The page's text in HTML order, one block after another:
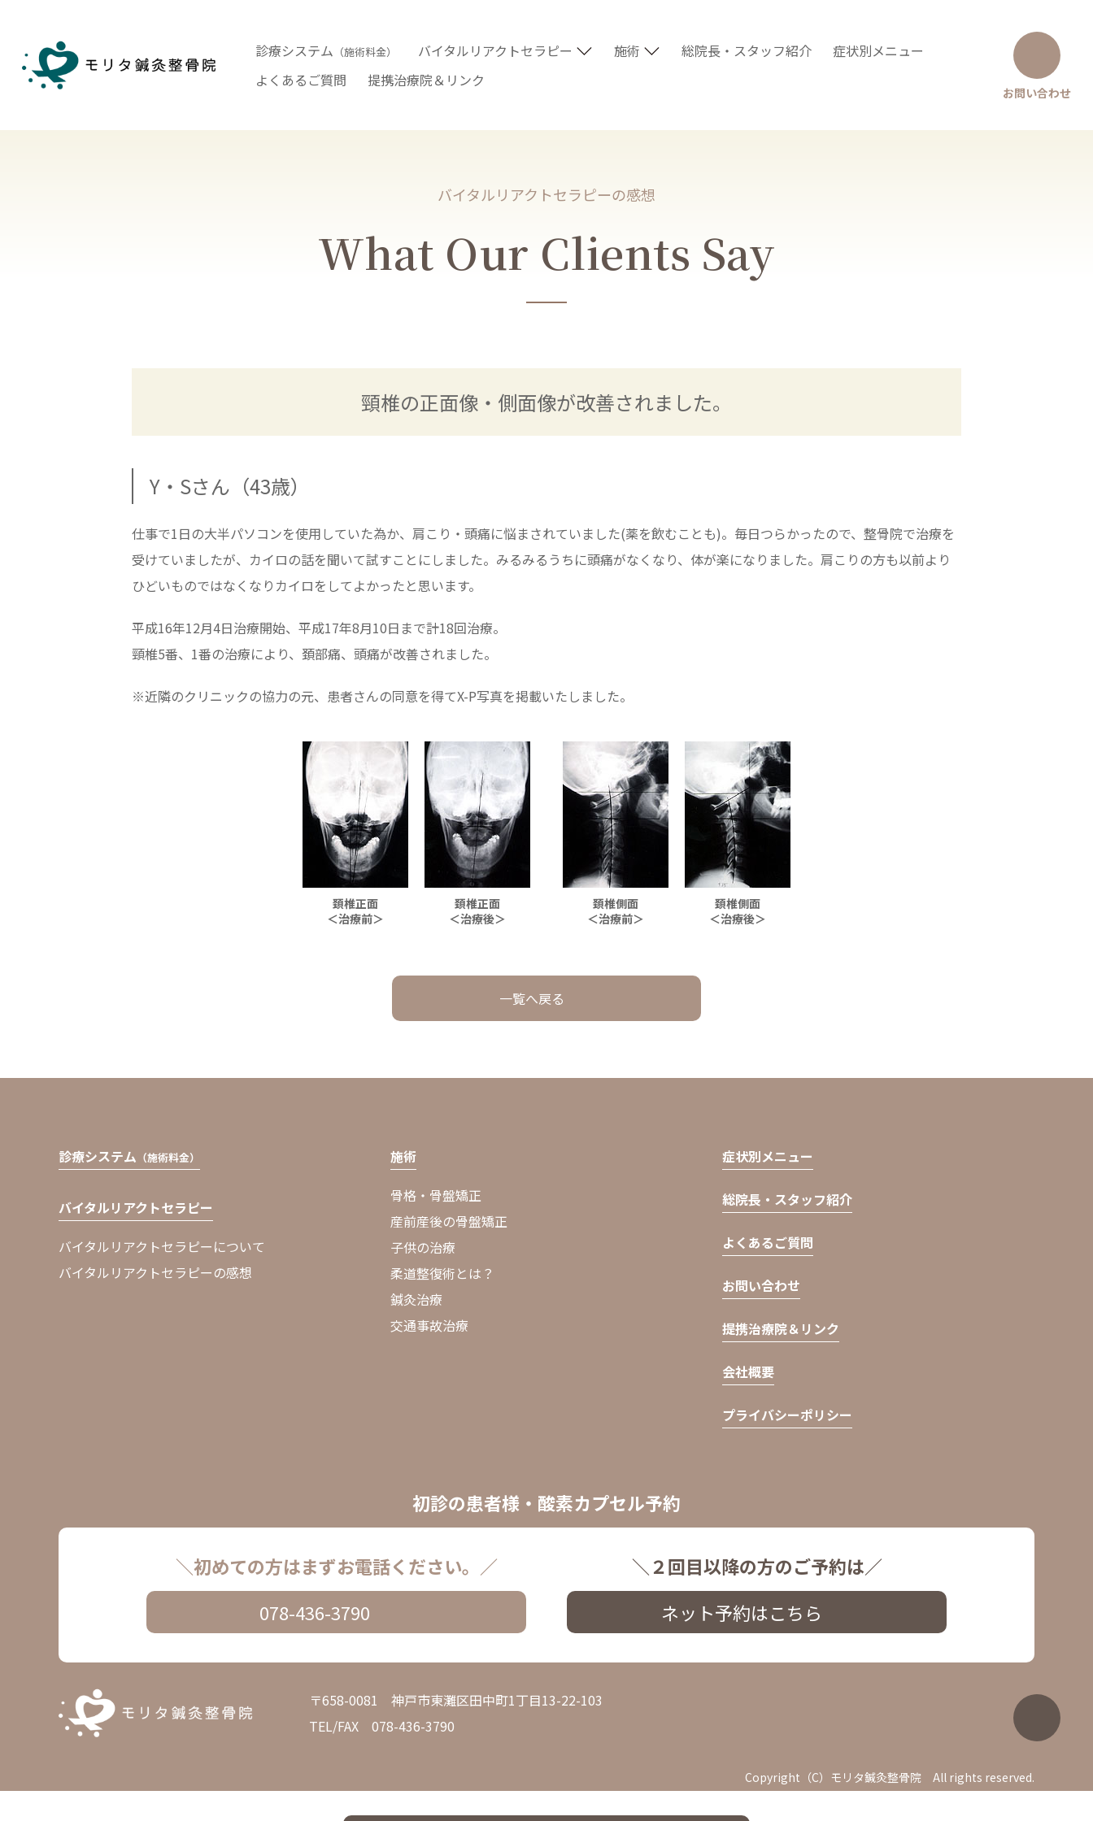
診療システム （施術料金） バイタルリアクトセラピー 施術 総院長・スタッフ紹介
症状別メニュー
よくあるご質問
提携治療院＆リンク
お問い合わせ
バイタルリアクトセラピーの感想
What Our Clients Say
頸椎の正面像・側面像が改善されました。
Y・Sさん（43歳）
仕事で1日の大半パソコンを使用していた為か、肩こり・頭痛に悩まされていました(薬を飲むことも)。毎日つらかったので、整骨院で治療を
受けていましたが、カイロの話を聞いて試すことにしました。みるみるうちに頭痛がなくなり、体が楽になりました。肩こりの方も以前より
ひどいものではなくなりカイロをしてよかったと思います。
平成16年12月4日治療開始、平成17年8月10日まで計18回治療。
頸椎5番、1番の治療により、頚部痛、頭痛が改善されました。
※近隣のクリニックの協力の元、患者さんの同意を得てX-P写真を掲載いたしました。
頚椎正面
＜治療前＞
頚椎正面
＜治療後＞
頚椎側面
＜治療前＞
頚椎側面
＜治療後＞
一覧へ戻る
診療システム （施術料金）
バイタルリアクトセラピー
バイタルリアクトセラピーについて
バイタルリアクトセラピーの感想
施術
骨格・骨盤矯正
産前産後の骨盤矯正
子供の治療
柔道整復術とは？
鍼灸治療
交通事故治療
症状別メニュー
総院長・スタッフ紹介
よくあるご質問
お問い合わせ
提携治療院＆リンク
会社概要
プライバシーポリシー
初診の患者様・酸素カプセル予約
＼初めての方はまずお電話ください。／
078-436-3790
＼２回目以降の方のご予約は／
ネット予約はこちら
〒658-0081 神戸市東灘区田中町1丁目13-22-103
TEL/FAX 078-436-3790
Copyright（C）モリタ鍼灸整骨院 All rights reserved.